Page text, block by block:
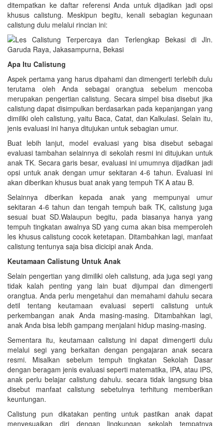
ditempatkan ke daftar referensi Anda untuk dijadikan jadi opsi
khusus calistung. Meskipun begitu, kenali sebagian kegunaan
calistung dulu melalui rincian ini:
Apa Itu Calistung
Aspek pertama yang harus dipahami dan dimengerti terlebih dulu
terutama oleh Anda sebagai orangtua sebelum mencoba
merupakan pengertian calistung. Secara simpel bisa disebut jika
calistung dapat disimpulkan berdasarkan pada kepanjangan yang
dimiliki oleh calistung, yaitu Baca, Catat, dan Kalkulasi. Selain itu,
jenis evaluasi ini hanya ditujukan untuk sebagian umur.
Buat lebih lanjut, model evaluasi yang bisa disebut sebagai
evaluasi tambahan selainnya di sekolah resmi ini ditujukan untuk
anak TK. Secara garis besar, evaluasi ini umumnya dijadikan jadi
opsi untuk anak dengan umur sekitaran 4-6 tahun. Evaluasi ini
akan diberikan khusus buat anak yang tempuh TK A atau B.
Selainnya diberikan kepada anak yang mempunyai umur
sekitaran 4-6 tahun dan tengah tempuh baik TK, calistung juga
sesuai buat SD.Walaupun begitu, pada biasanya hanya yang
tempuh tingkatan awalnya SD yang cuma akan bisa memperoleh
les khusus calistung cocok ketetapan. Ditambahkan lagi, manfaat
calistung tentunya saja bisa dicicipi anak Anda.
Keutamaan Calistung Untuk Anak
Selain pengertian yang dimiliki oleh calistung, ada juga segi yang
tidak kalah penting yang lain buat dijumpai dan dimengerti
orangtua. Anda perlu mengetahui dan memahami dahulu secara
detil tentang keutamaan evaluasi seperti calistung untuk
perkembangan anak Anda masing-masing. Ditambahkan lagi,
anak Anda bisa lebih gampang menjalani hidup masing-masing.
Sementara itu, keutamaan calistung ini dapat dimengerti dulu
melalui segi yang berkaitan dengan pengajaran anak secara
resmi. Misalkan sebelum tempuh tingkatan Sekolah Dasar
dengan beragam jenis evaluasi seperti matematika, IPA, atau IPS,
anak perlu belajar calistung dahulu. secara tidak langsung bisa
disebut manfaat calistung sebetulnya terhitung memberikan
keuntungan.
Calistung pun dikatakan penting untuk pastikan anak dapat
menyesuaikan diri dengan lingkungan sekolah tempatnya